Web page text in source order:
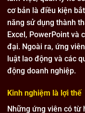
cơ bản là điều kiện
năng sử dụng thành
Excel, PowerPoint và
đại. Ngoài ra, ứng
luật lao động và các
động doanh nghiệp.
Kinh nghiệm là lợi thế
Những ứng viên có